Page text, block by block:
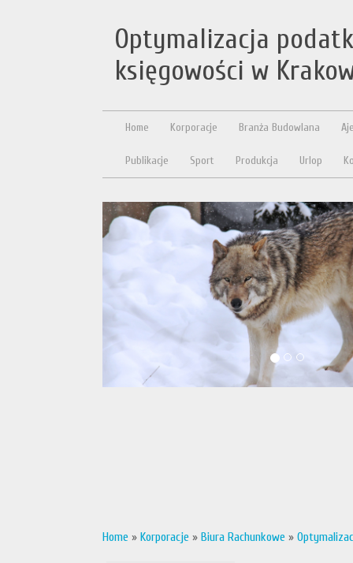
Optymalizacja
księgowości w
Home Korporacje Branża Budowlana
Publikacje Sport Produkcja Urlop
Home » Korporacje » Biura Rachunkowe »